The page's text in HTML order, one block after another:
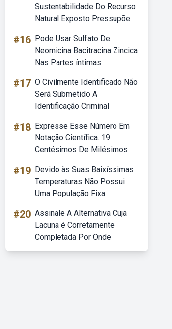
Sustentabilidade Do Recurso
Natural Exposto Pressupõe
#16 Pode Usar Sulfato De
Neomicina Bacitracina Zincica
Nas Partes íntimas
#17 O Civilmente Identificado Não
Será Submetido A
Identificação Criminal
#18 Expresse Esse Número Em
Notação Científica. 19
Centésimos De Milésimos
#19 Devido às Suas Baixíssimas
Temperaturas Não Possui
Uma População Fixa
#20 Assinale A Alternativa Cuja
Lacuna é Corretamente
Completada Por Onde